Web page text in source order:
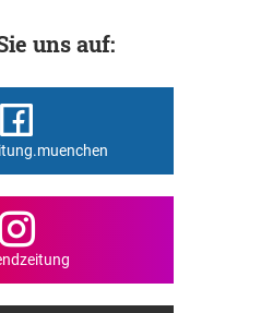
uns auf: